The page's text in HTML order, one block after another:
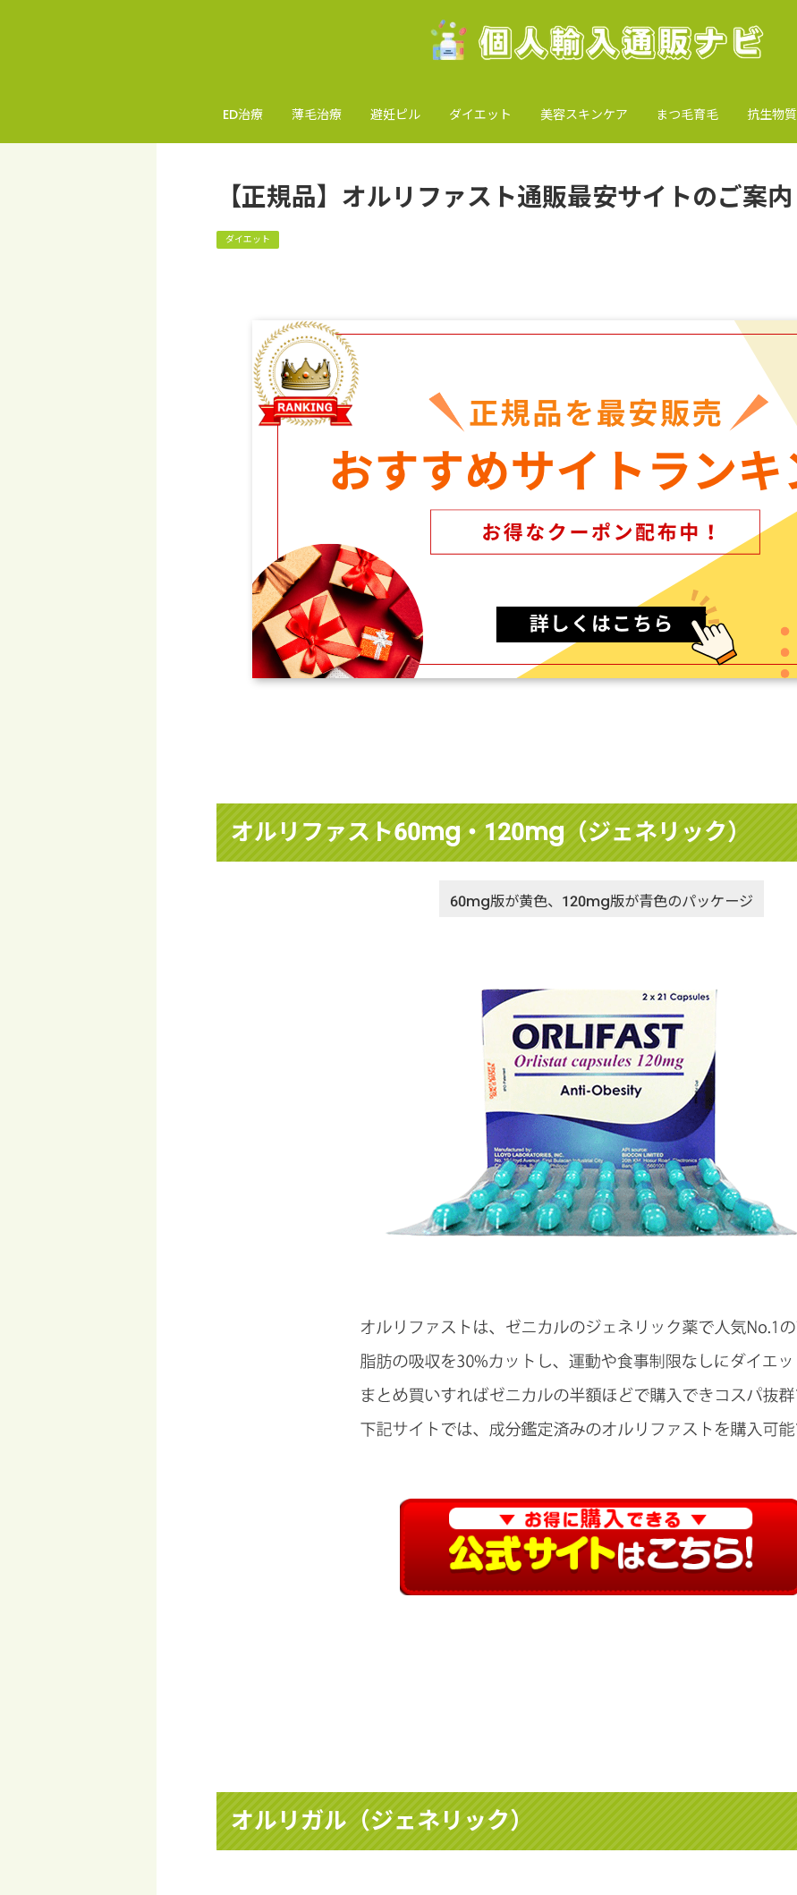
ED治療 薄毛治療 避妊ピル ダイエット 美容スキンケア まつ毛育毛 抗生物質
【正規品】オルリファスト通販最安サイトのご案内
ダイエット
オルリファスト60mg・120mg（ジェネリック）
60mg版が黄色、120mg版が青色のパッケージ
オルリガル（ジェネリック）